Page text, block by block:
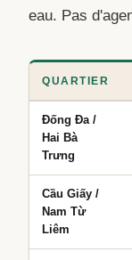
eau. Pas
QUARTIER
Đống Đa /
Hai Bà
Trưng
Cầu Giấy /
Nam Từ
Liêm